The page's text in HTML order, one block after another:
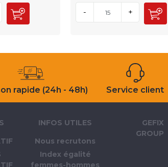
- +
rapide (24h - 48h) Service client
INFOS UTILES
Nous recrutons
Index égalité
femmes-hommes
GEFIX
GROUP